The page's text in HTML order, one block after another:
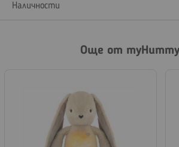
Наличности
Още от